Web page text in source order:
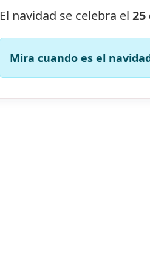
El navidad se celebra el25
Mira cuando es el